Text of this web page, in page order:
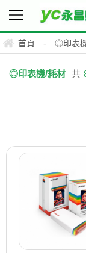
首頁 - ◎印表
◎印表機/耗材 共